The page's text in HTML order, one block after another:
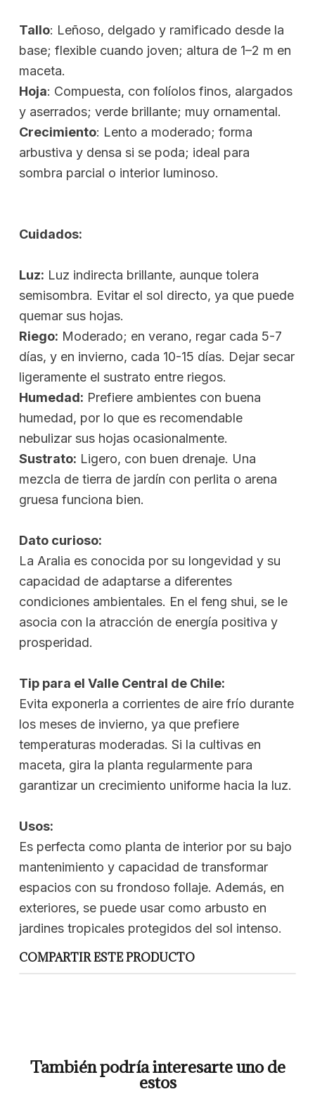
Tallo: Leñoso, delgado y ramificado desde la
base; flexible cuando joven; altura de 1–2 m en
maceta.
Hoja: Compuesta, con folíolos finos, alargados
y aserrados; verde brillante; muy ornamental.
Crecimiento: Lento a moderado; forma
arbustiva y densa si se poda; ideal para
sombra parcial o interior luminoso.
Cuidados:
Luz: Luz indirecta brillante, aunque tolera
semisombra. Evitar el sol directo, ya que puede
quemar sus hojas.
Riego: Moderado; en verano, regar cada 5-7
días, y en invierno, cada 10-15 días. Dejar secar
ligeramente el sustrato entre riegos.
Humedad: Prefiere ambientes con buena
humedad, por lo que es recomendable
nebulizar sus hojas ocasionalmente.
Sustrato: Ligero, con buen drenaje. Una
mezcla de tierra de jardín con perlita o arena
gruesa funciona bien.
Dato curioso:
La Aralia es conocida por su longevidad y su
capacidad de adaptarse a diferentes
condiciones ambientales. En el feng shui, se le
asocia con la atracción de energía positiva y
prosperidad.
Tip para el Valle Central de Chile:
Evita exponerla a corrientes de aire frío durante
los meses de invierno, ya que prefiere
temperaturas moderadas. Si la cultivas en
maceta, gira la planta regularmente para
garantizar un crecimiento uniforme hacia la luz.
Usos:
Es perfecta como planta de interior por su bajo
mantenimiento y capacidad de transformar
espacios con su frondoso follaje. Además, en
exteriores, se puede usar como arbusto en
jardines tropicales protegidos del sol intenso.
COMPARTIR ESTE PRODUCTO
También podría interesarte uno de
estos